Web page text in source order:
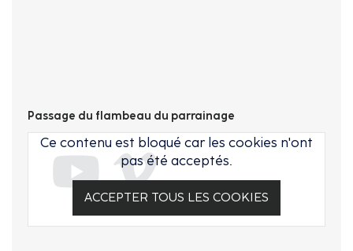
Passage du flambeau du parrainage
Ce contenu est bloqué car les cookies n'ont
pas été acceptés.
ACCEPTER TOUS LES COOKIES